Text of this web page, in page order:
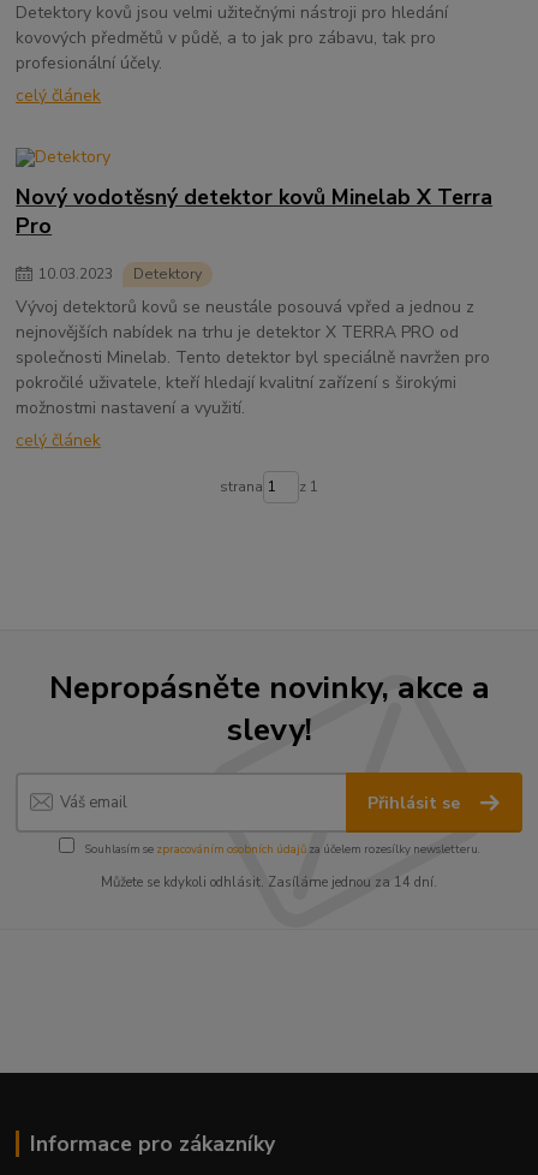
Detektory kovů jsou velmi užitečnými nástroji pro hledání
kovových předmětů v půdě, a to jak pro zábavu, tak pro
profesionální účely.
celý článek
Nový vodotěsný detektor kovů Minelab X Terra
Pro
10.03.2023 Detektory
Vývoj detektorů kovů se neustále posouvá vpřed a jednou z
nejnovějších nabídek na trhu je detektor X TERRA PRO od
společnosti Minelab. Tento detektor byl speciálně navržen pro
pokročilé uživatele, kteří hledají kvalitní zařízení s širokými
možnostmi nastavení a využití.
celý článek
strana z 1
Nepropásněte novinky, akce a
slevy!
Přihlásit se
Souhlasím se zpracováním osobních údajůza účelem rozesílky newsletteru.
Můžete se kdykoli odhlásit. Zasíláme jednou za 14 dní.
Informace pro zákazníky